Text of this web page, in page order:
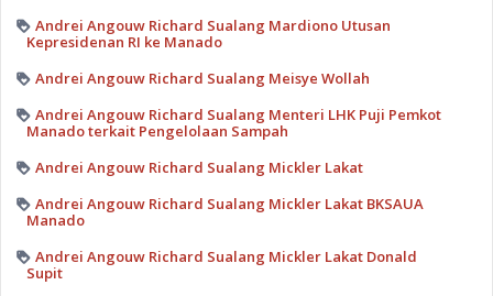
Andrei Angouw Richard Sualang Mardiono Utusan
Kepresidenan RI ke Manado
Andrei Angouw Richard Sualang Meisye Wollah
Andrei Angouw Richard Sualang Menteri LHK Puji Pemkot
Manado terkait Pengelolaan Sampah
Andrei Angouw Richard Sualang Mickler Lakat
Andrei Angouw Richard Sualang Mickler Lakat BKSAUA
Manado
Andrei Angouw Richard Sualang Mickler Lakat Donald
Supit